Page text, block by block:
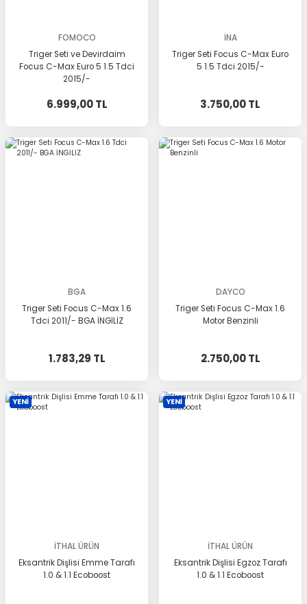
FOMOCO
Triger Seti ve Devirdaim
Focus C-Max Euro 5 1.5 Tdci
2015/-
6.999,00 TL
İNA
Triger Seti Focus C-Max Euro
5 1.5 Tdci 2015/-
3.750,00 TL
BGA
Triger Seti Focus C-Max 1.6
Tdci 2011/- BGA İNGİLİZ
1.783,29 TL
DAYCO
Triger Seti Focus C-Max 1.6
Motor Benzinli
2.750,00 TL
YENİ
İTHAL ÜRÜN
Eksantrik Dişlisi Emme Tarafı
1.0 & 1.1 Ecoboost
YENİ
İTHAL ÜRÜN
Eksantrik Dişlisi Egzoz Tarafı
1.0 & 1.1 Ecoboost